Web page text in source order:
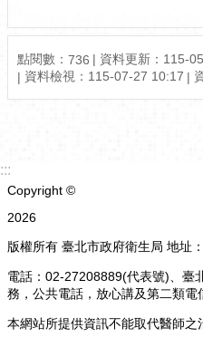
點閱數： 736
資料更新：115-
資料檢視：115-07-27 10:17
:::
Copyright ©
2026
版權所有 臺北市政府衛生局 地址
電話：02-27208889(代表號)、臺
務，公共電話，放心講及第二類電
本網站所提供資訊不能取代醫師